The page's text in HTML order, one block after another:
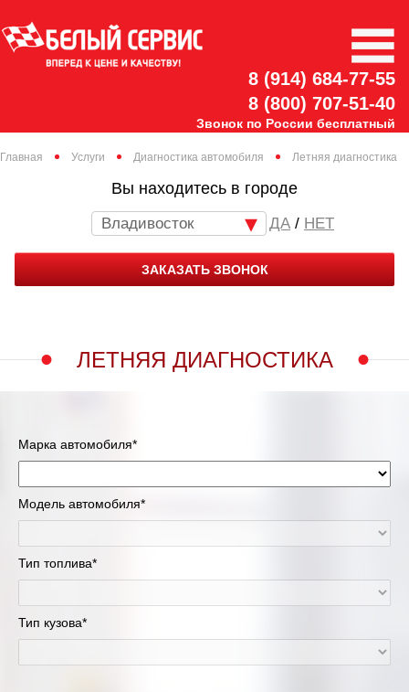
8 (914) 684-77-55
8 (800) 707-51-40
Звонок по России бесплатный
Главная Услуги Диагностика автомобиля Летняя диагностика
Вы находитесь в городе
Владивосток / НЕТ
ЗАКАЗАТЬ ЗВОНОК
ЛЕТНЯЯ ДИАГНОСТИКА
Марка автомобиля*
Модель автомобиля*
Тип топлива*
Тип кузова*